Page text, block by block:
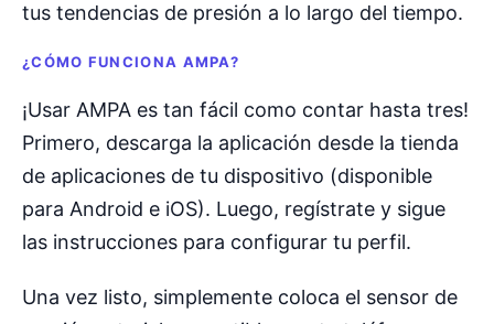
tus tendencias de presión a lo largo del tiempo.
¿CÓMO FUNCIONA AMPA?
¡Usar AMPA es tan fácil como contar hasta tres!
Primero, descarga la aplicación desde la tienda
de aplicaciones de tu dispositivo (disponible
para Android e iOS). Luego, regístrate y sigue
las instrucciones para configurar tu perfil.
Una vez listo, simplemente coloca el sensor de